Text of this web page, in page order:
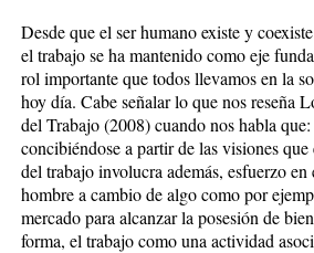
Desde que el ser humano existe y
el trabajo se ha mantenido como eje
rol importante que todos llevamos en la
hoy día. Cabe señalar lo que nos reseña
del Trabajo (2008) cuando nos habla
concibiéndose a partir de las visiones
del trabajo involucra además, esfuerzo
hombre a cambio de algo como por
mercado para alcanzar la posesión de
forma, el trabajo como una actividad